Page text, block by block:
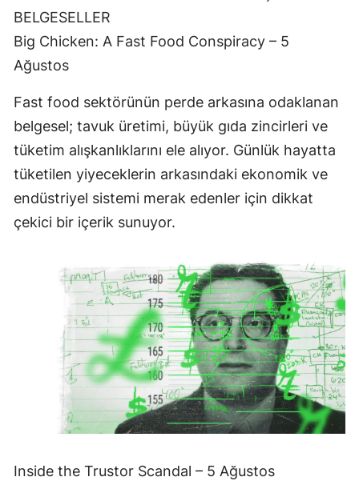
BELGESELLER
Big Chicken: A Fast Food Conspiracy – 5
Ağustos
Fast food sektörünün perde arkasına odaklanan
belgesel; tavuk üretimi, büyük gıda zincirleri ve
tüketim alışkanlıklarını ele alıyor. Günlük hayatta
tüketilen yiyeceklerin arkasındaki ekonomik ve
endüstriyel sistemi merak edenler için dikkat
çekici bir içerik sunuyor.
Inside the Trustor Scandal – 5 Ağustos